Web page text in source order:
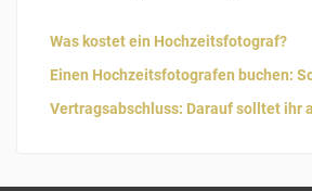
Was kostet ein Hochzeitsfotograf?
Einen Hochzeitsfotografen buchen:
Vertragsabschluss: Darauf solltet ihr